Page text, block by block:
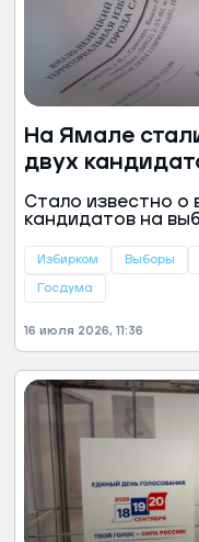
На Ямале
двух
Госдуму
Стало известно о
кандидатов на
избирательному
Избирком Выборы
Госдума
16 июля 2026, 11:36